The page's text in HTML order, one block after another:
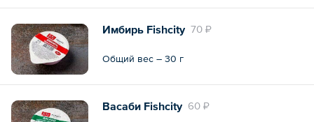
70 ₽
Имбирь Fishcity
Общий вес – 30 г
60 ₽
Васаби Fishcity